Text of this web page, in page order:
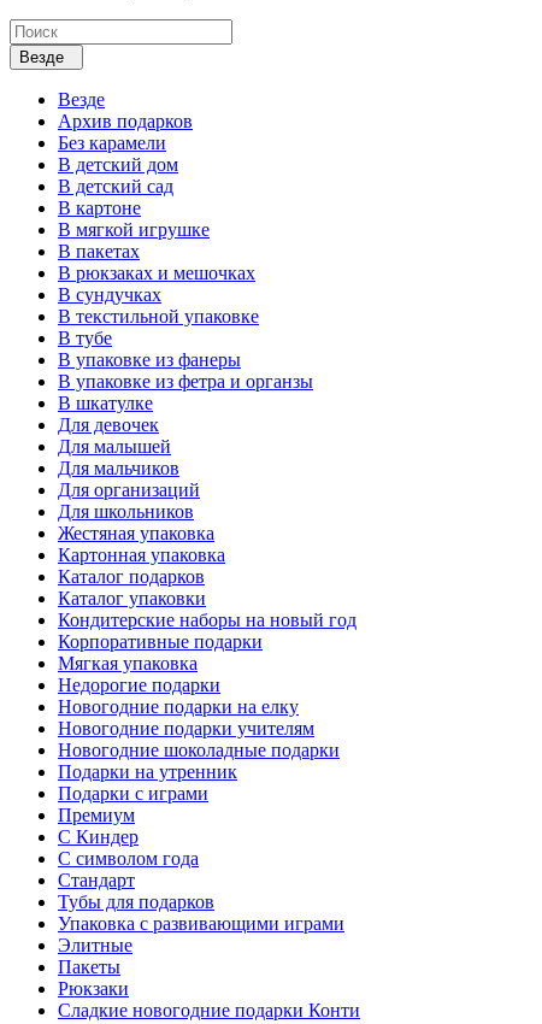
Везде
Везде
Архив подарков
Без карамели
В детский дом
В детский сад
В картоне
В мягкой игрушке
В пакетах
В рюкзаках и мешочках
В сундучках
В текстильной упаковке
В тубе
В упаковке из фанеры
В упаковке из фетра и органзы
В шкатулке
Для девочек
Для малышей
Для мальчиков
Для организаций
Для школьников
Жестяная упаковка
Картонная упаковка
Каталог подарков
Каталог упаковки
Кондитерские наборы на новый год
Корпоративные подарки
Мягкая упаковка
Недорогие подарки
Новогодние подарки на елку
Новогодние подарки учителям
Новогодние шоколадные подарки
Подарки на утренник
Подарки с играми
Премиум
С Киндер
С символом года
Стандарт
Тубы для подарков
Упаковка с развивающими играми
Элитные
Пакеты
Рюкзаки
Сладкие новогодние подарки Конти